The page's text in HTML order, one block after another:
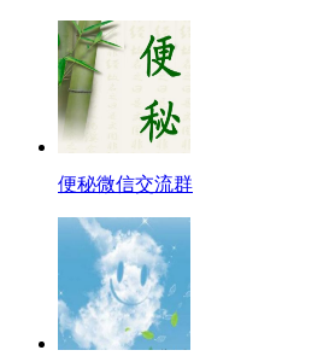
便秘微信交流群